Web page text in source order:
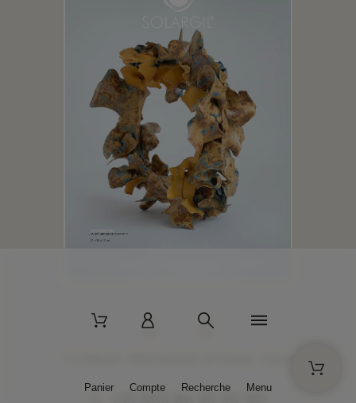
+33 (0)3 86 45 50 00
Panier Compte Recherche Menu